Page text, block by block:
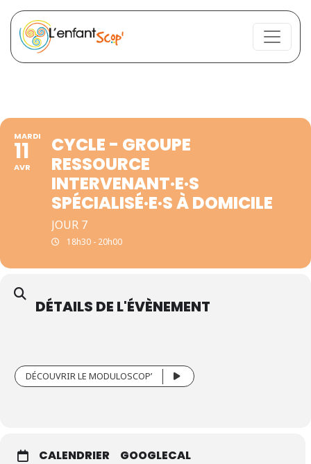
MARDI
11
AVR
CYCLE - GROUPE
RESSOURCE
INTERVENANT·E·S
SPÉCIALISÉ·E·S À DOMICILE
JOUR 7
18h30 - 20h00
DÉTAILS DE L'ÉVÈNEMENT
DÉCOUVRIR LE MODULOSCOP’
CALENDRIER GOOGLECAL